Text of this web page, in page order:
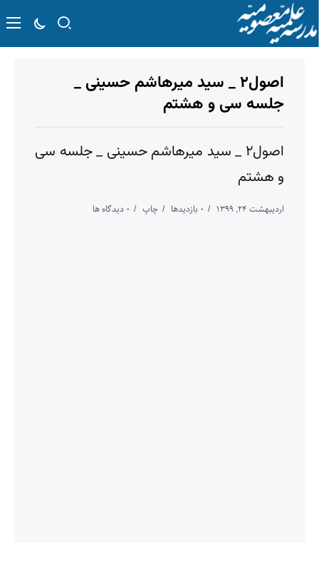
اصول۲ _ سید میرهاشم حسینی _
جلسه سی و هشتم
اصول۲ _ سید میرهاشم حسینی _ جلسه سی
و هشتم
اردیبهشت ۲۴, ۱۳۹۹ ۰ بازدیدها چاپ ۰ دیدگاه ها